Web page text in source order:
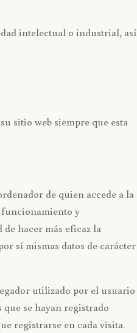
intelectual o industrial, así
sitio web siempre que esta
de quien accede a la
funcionamiento y
hacer más eficaz la
sí mismas datos de carácter
utilizado por el usuario
se hayan registrado
registrarse en cada visita.